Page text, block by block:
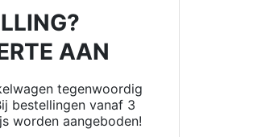
AAN
tegenwoordig
bestellingen vanaf 3
worden aangeboden!